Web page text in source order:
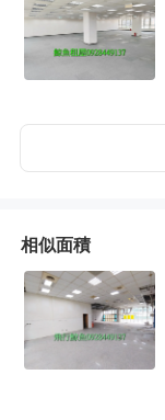
相似面積